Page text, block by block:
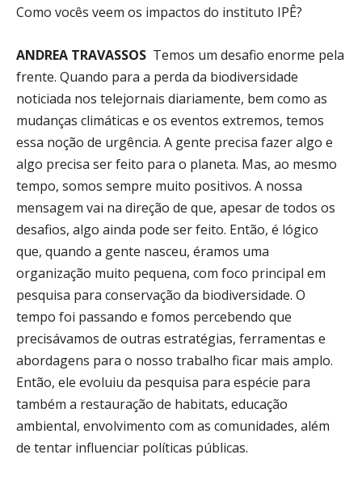
Como vocês veem os impactos do instituto IPÊ?
ANDREA TRAVASSOS Temos um desafio enorme pela
frente. Quando para a perda da biodiversidade
noticiada nos telejornais diariamente, bem como as
mudanças climáticas e os eventos extremos, temos
essa noção de urgência. A gente precisa fazer algo e
algo precisa ser feito para o planeta. Mas, ao mesmo
tempo, somos sempre muito positivos. A nossa
mensagem vai na direção de que, apesar de todos os
desafios, algo ainda pode ser feito. Então, é lógico
que, quando a gente nasceu, éramos uma
organização muito pequena, com foco principal em
pesquisa para conservação da biodiversidade. O
tempo foi passando e fomos percebendo que
precisávamos de outras estratégias, ferramentas e
abordagens para o nosso trabalho ficar mais amplo.
Então, ele evoluiu da pesquisa para espécie para
também a restauração de habitats, educação
ambiental, envolvimento com as comunidades, além
de tentar influenciar políticas públicas.